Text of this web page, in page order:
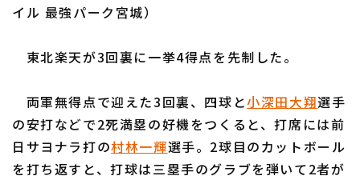
ファーム西地区
東北楽天ゴールデンイーグルス
埼玉西武ライオンズ
千葉ロッテマリーンズ
オリックス・バファローズ
福岡ソフトバンクホークス
イル 最強パーク宮城）
東北楽天が3回裏に一挙4得点を先制した。
両軍無得点で迎えた3回裏、四球と小深田大翔選手
の安打などで2死満塁の好機をつくると、打席には前
日サヨナラ打の村林一輝選手。2球目のカットボール
を打ち返すと、打球は三塁手のグラブを弾いて2者が